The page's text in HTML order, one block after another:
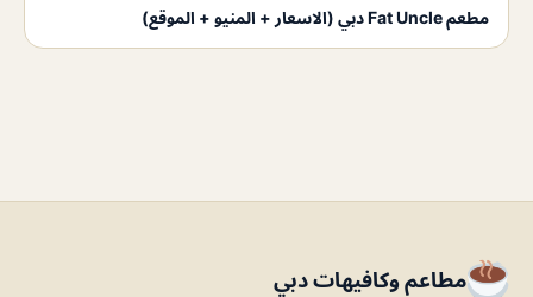
مطعم Fat Uncle دبي (الاسعار + المنيو + الموقع)
مطاعم وكافيهات دبي